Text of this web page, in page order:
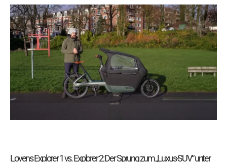
Lovens Explorer 1 vs. Explorer 2: Der Sprung zum „Luxus-SUV“ unter
Lovens
Explorer
1
vs.
Explorer
2:
Der
Sprung
zum
SUV“
Lastenrädern